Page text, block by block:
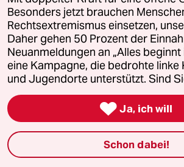
Mehr taz Angebote
Reisen
Kantine
Shop
Besonders jetzt brauchen
Rechtsextremismus einsetzen,
Daher gehen 50 Prozent der
Neuanmeldungen an „Alles beginnt
eine Kampagne, die bedrohte linke
und Jugendorte unterstützt. Sind
 Ja, ich will
Schon dabei!